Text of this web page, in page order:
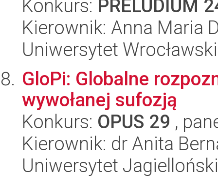
Konkurs: PRELUDIUM
Kierownik: Anna Maria
Uniwersytet Wrocławski
GloPi: Globalne
wywołanej sufozją
Konkurs: OPUS 29 ,
Kierownik: dr Anita
Uniwersytet Jagielloński